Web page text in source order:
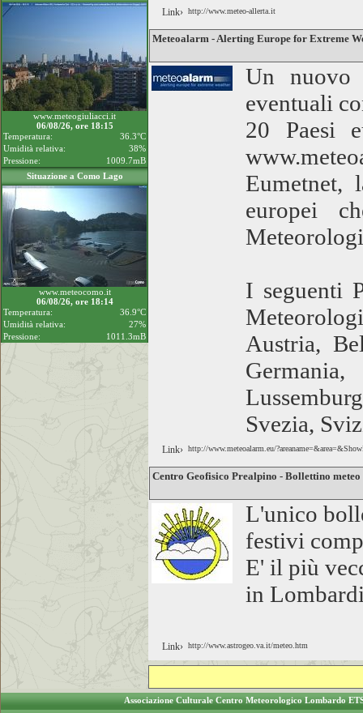
www.meteogiuliacci.it
06/08/26, ore 18:15
Temperatura:
36.3°C
Umidità relativa:
38%
Pressione:
1009.7mB
Situazione a Como Lago
www.meteocomo.it
06/08/26, ore 18:14
Temperatura:
36.9°C
Umidità relativa:
27%
Pressione:
1011.3mB
Link› http://www.meteo-allerta.it
Meteoalarm - Alerting Europe for Extreme
Un nuovo
eventuali
20 Paesi
Eumetnet,
europei
I seguenti
Austria,
Svezia,
Link› http://www.meteoalarm.eu/
Centro Geofisico Prealpino - Bollettino
L'unico
festivi
E' il più
in
Link› http://www.astrogeo.va.it/meteo.htm
Associazione Culturale Centro Meteorologico Lombardo